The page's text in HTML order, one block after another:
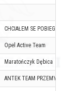
CHCIAŁEM SE POBIEGAĆ
Opel Active Team
Maratończyk Dębica
ANTEK TEAM PRZEMYŚL